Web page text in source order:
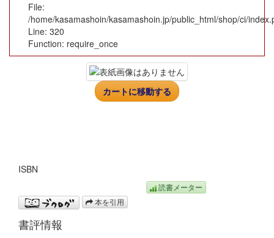
File:
/home/kasamashoin/kasamashoin.jp/public_html/shop/ci/
Line: 320
Function: require_once
カートに移動する
ISBN
読書メーター
本を引用
書評情報